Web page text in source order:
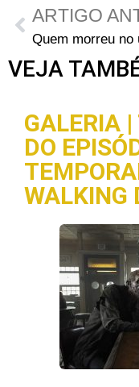
VEJA
GALERIA
DO
WALKING